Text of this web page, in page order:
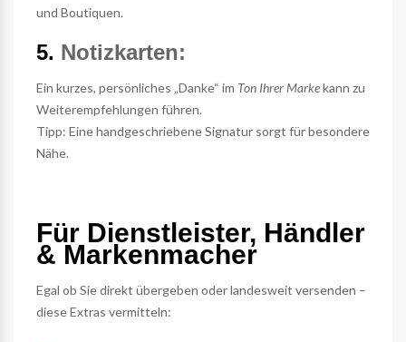
und Boutiquen.
5. Notizkarten:
Ein kurzes, persönliches „Danke“ im Ton Ihrer Markekann zu
Weiterempfehlungen führen.
Tipp: Eine handgeschriebene Signatur sorgt für besondere
Nähe.
Für Dienstleister, Händler
& Markenmacher
Egal ob Sie direkt übergeben oder landesweit versenden –
diese Extras vermitteln: